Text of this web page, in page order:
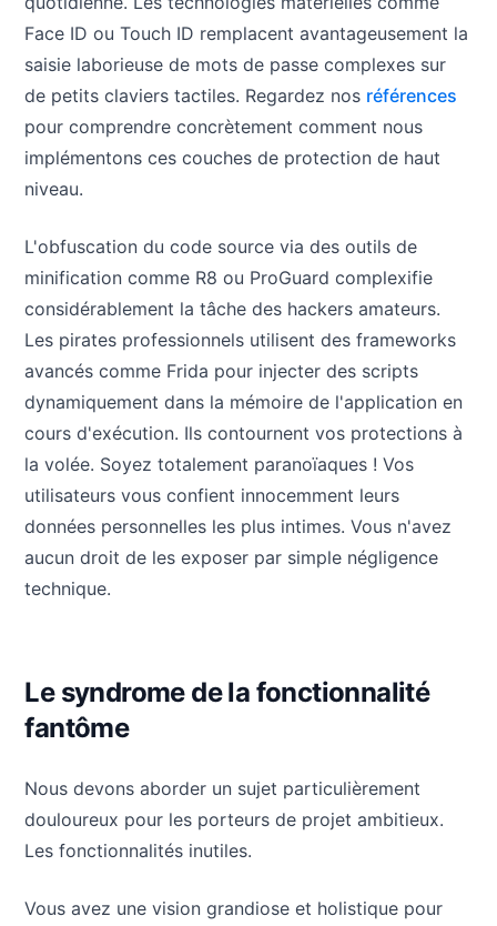
Face ID ou Touch ID remplacent avantageusement la
saisie laborieuse de mots de passe complexes sur
de petits claviers tactiles. Regardez nos références
pour comprendre concrètement comment nous
implémentons ces couches de protection de haut
niveau.
L'obfuscation du code source via des outils de
minification comme R8 ou ProGuard complexifie
considérablement la tâche des hackers amateurs.
Les pirates professionnels utilisent des frameworks
avancés comme Frida pour injecter des scripts
dynamiquement dans la mémoire de l'application en
cours d'exécution. Ils contournent vos protections à
la volée. Soyez totalement paranoïaques ! Vos
utilisateurs vous confient innocemment leurs
données personnelles les plus intimes. Vous n'avez
aucun droit de les exposer par simple négligence
technique.
Le syndrome de la fonctionnalité
fantôme
Nous devons aborder un sujet particulièrement
douloureux pour les porteurs de projet ambitieux.
Les fonctionnalités inutiles.
Vous avez une vision grandiose et holistique pour